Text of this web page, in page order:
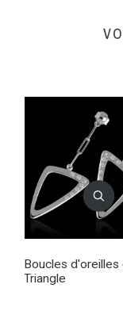
Boucles d'oreilles
Triangle